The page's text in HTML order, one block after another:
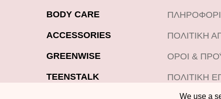
BODY CARE
ACCESSORIES
GREENWISE
TEENSTALK
ΠΟΛΙΤΙΚΗ
ΟΡΟΙ &
ΠΟΛΙΤΙΚΗ
ΠΡΟΪΟΝΤΩΝ
We use a